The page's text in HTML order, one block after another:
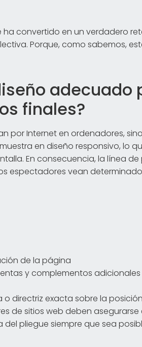
convertido en un verdadero
Porque, como sabemos,
adecuado
finales?
por Internet en ordenadores,
en diseño responsivo, lo
En consecuencia, la línea de
espectadores vean
de la página
y complementos adicionales
directriz exacta sobre la
de sitios web deben
pliegue siempre que sea